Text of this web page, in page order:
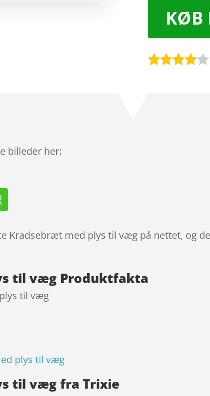
KØB
billeder her:
Kradsebræt med plys til væg på nettet, og
til væg Produktfakta
til væg
plys til væg
til væg fra Trixie